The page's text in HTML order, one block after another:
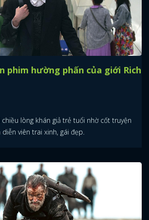
phim hường phấn của giới Rich
chiều lòng khán giả trẻ tuổi nhờ cốt truyện
viên trai xinh, gái đẹp.